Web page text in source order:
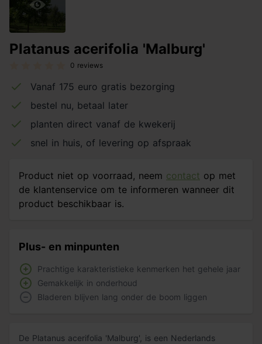
Platanus acerifolia 'Malburg'
0 reviews
Vanaf 175 euro gratis bezorging
bestel nu, betaal later
planten direct vanaf de kwekerij
snel in huis, of levering op afspraak
Product niet op voorraad, neem contact op met
de klantenservice om te informeren wanneer dit
product beschikbaar is.
Plus- en minpunten
Prachtige karakteristieke kenmerken het gehele jaar
Gemakkelijk in onderhoud
Bladeren blijven lang onder de boom liggen
De Platanus acerifolia 'Malburg', is een Nederlands